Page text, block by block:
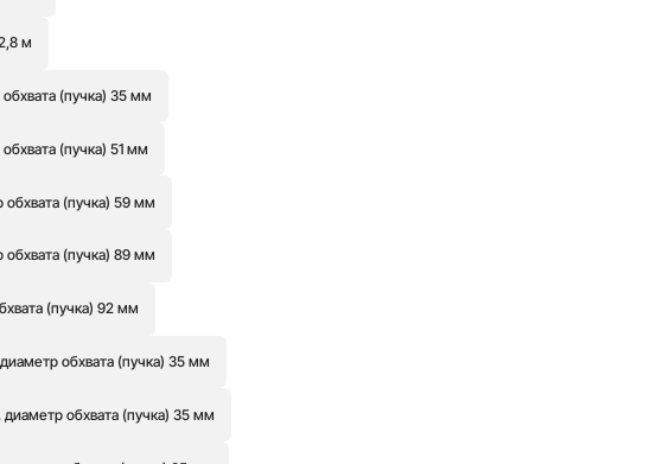
м
(пучка) 35 мм
(пучка) 51 мм
(пучка) 59 мм
(пучка) 89 мм
(пучка) 92 мм
обхвата (пучка) 35 мм
обхвата (пучка) 35 мм